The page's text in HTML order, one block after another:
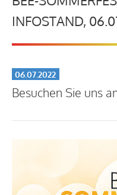
INFOSTAND,
06.07.2022
Besuchen Sie uns